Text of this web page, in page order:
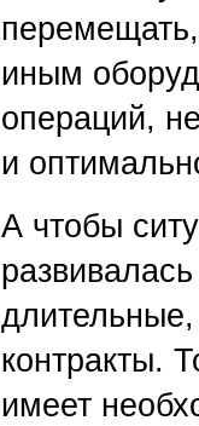
иным
операций,
и
А чтобы
контракты.
имеет